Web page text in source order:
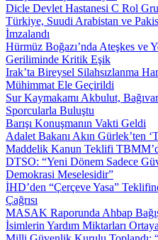
Dicle Devlet Hastanesi C Rol
Türkiye, Suudi Arabistan ve
İmzalandı
Hürmüz Boğazı’nda Ateşkes
Geriliminde Kritik Eşik
Irak’ta Bireysel Silahsızlanma
Mühimmat Ele Geçirildi
Sur Kaymakamı Akbulut,
Sporcularla Buluştu
Barışı Konuşmanın Vakti Geldi
Adalet Bakanı Akın Gürlek’ten
Maddelik Kanun Teklifi
DTSO: “Yeni Dönem Sadece
Demokrasi Meselesidir”
İHD’den “Çerçeve Yasa”
Çağrısı
MASAK Raporunda Ahbap
İsimlerin Yardım Miktarları Ortaya